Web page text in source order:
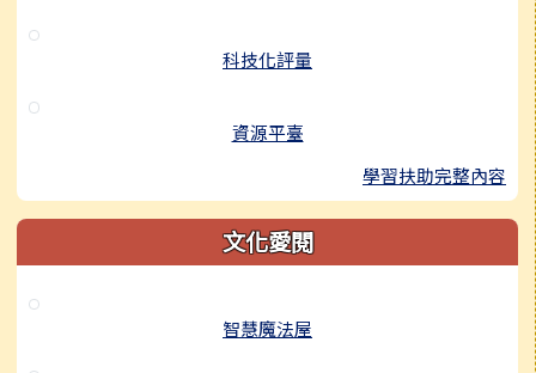
科技化評量
資源平臺
學習扶助完整內容
文化愛閱
智慧魔法屋